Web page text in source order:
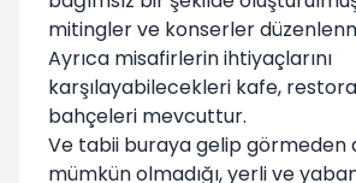
mitingler ve konserler
Ayrıca misafirlerin ihtiyaçlarını
karşılayabilecekleri kafe,
bahçeleri mevcuttur.
Ve tabii buraya gelip görmeden
mümkün olmadığı, yerli ve